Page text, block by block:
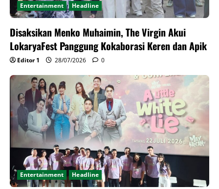
Entertainment Headline
Disaksikan Menko Muhaimin, The Virgin Akui
LokaryaFest Panggung Kokaborasi Keren dan Apik
Editor 1 28/07/2026 0
Entertainment Headline